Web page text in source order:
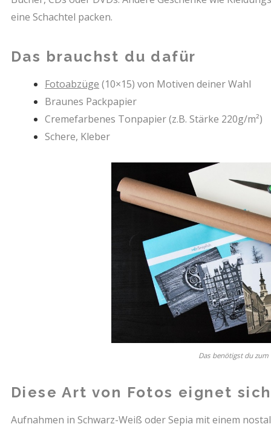
eine Schachtel packen.
Das brauchst du dafür
Fotoabzüge (10×15) von Motiven deiner Wahl
Braunes Packpapier
Cremefarbenes Tonpapier (z.B. Stärke 220g/m²)
Schere, Kleber
Das benötigst du zum
Diese Art von Fotos eignet
Aufnahmen in Schwarz-Weiß oder Sepia mit einem